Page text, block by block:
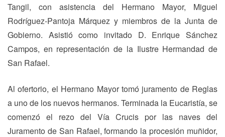
Tangil, con asistencia del Hermano Mayor, Miguel
Rodríguez-Pantoja Márquez y miembros de la Junta de
Gobierno. Asistió como invitado D. Enrique Sánchez
Campos, en representación de la Ilustre Hermandad de
San Rafael.
Al ofertorio, el Hermano Mayor tomó juramento de Reglas
a uno de los nuevos hermanos. Terminada la Eucaristía, se
comenzó el rezo del Vía Crucis por las naves del
Juramento de San Rafael, formando la procesión muñidor,